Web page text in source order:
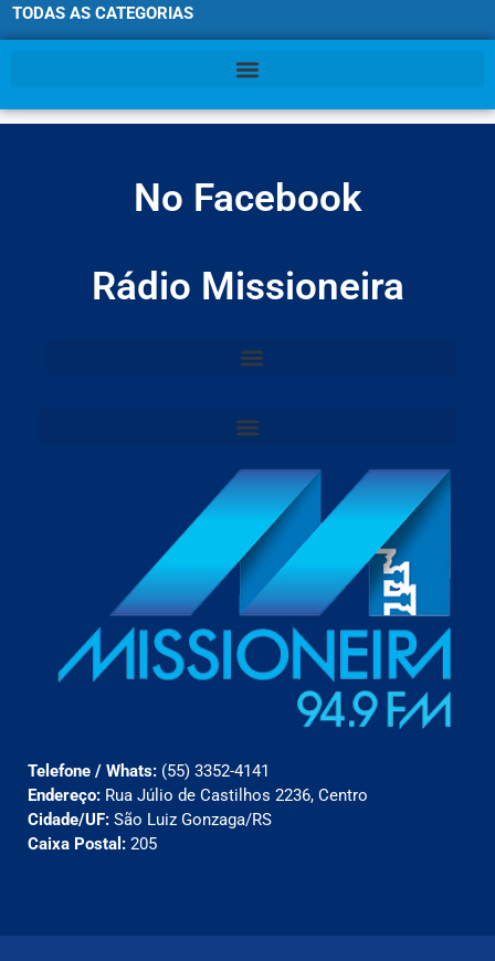
TODAS AS CATEGORIAS
No Facebook
Rádio Missioneira
Telefone / Whats: (55) 3352-4141
Endereço: Rua Júlio de Castilhos 2236, Centro
Cidade/UF: São Luiz Gonzaga/RS
Caixa Postal: 205